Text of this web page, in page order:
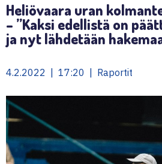
Heliövaara uran
– ”Kaksi edellistä on
ja nyt lähdetään
4.2.2022 | 17:20 | Raportit